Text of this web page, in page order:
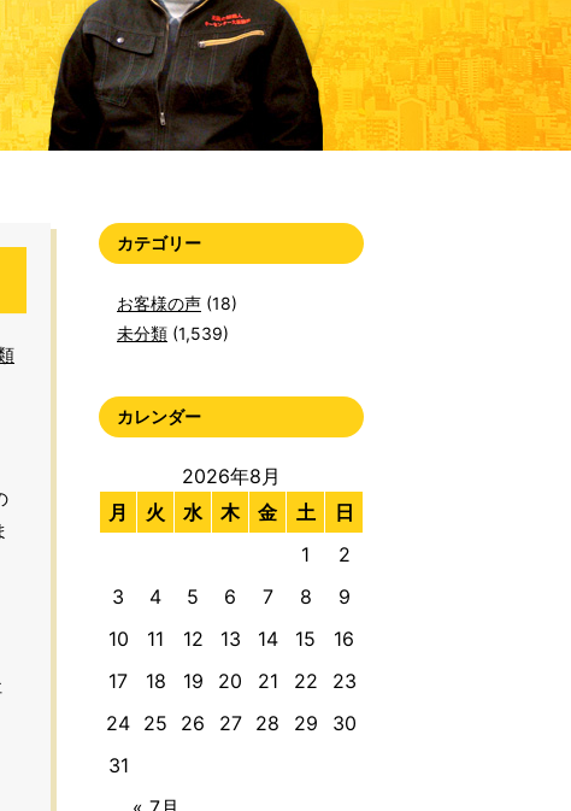
カテゴリー
お客様の声 (18)
未分類 (1,539)
カレンダー
2026年8月
月
火 水 木 金 土 日
1
2
3
4 5 6 7 8
9
10
11 12 13 14 15
16
17
18 19 20 21 22
23
24 25 26 27 28 29
30
31